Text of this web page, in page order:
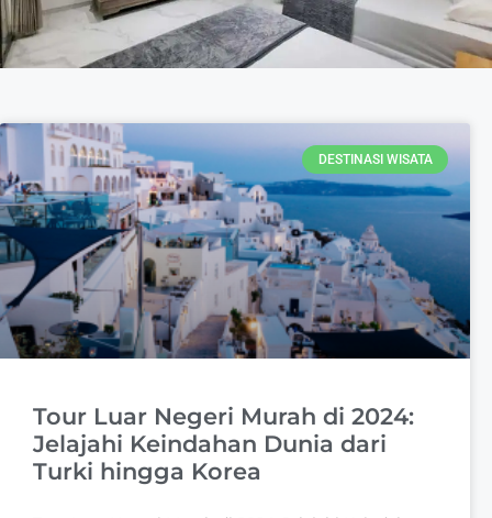
DESTINASI WISATA
Tour Luar Negeri Murah di 2024:
Jelajahi Keindahan Dunia dari
Turki hingga Korea